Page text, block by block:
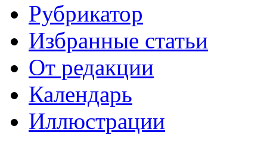
Рубрикатор
Избранные статьи
От редакции
Календарь
Иллюстрации